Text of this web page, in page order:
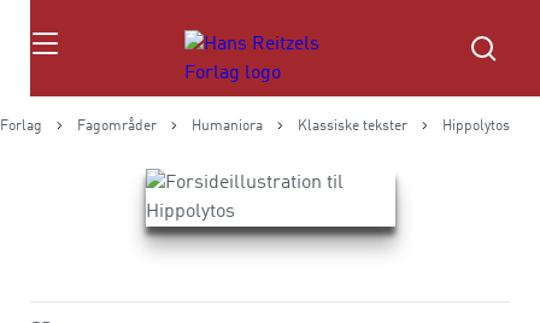
Søg
Fagområder Humaniora Klassiske tekster Hippolytos